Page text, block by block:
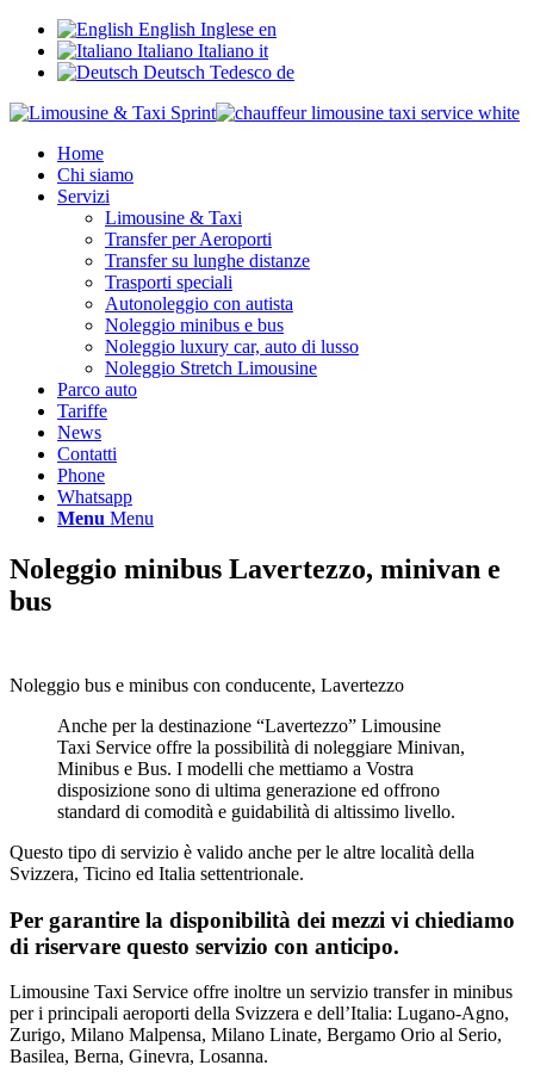
English Inglese en
Italiano Italiano it
Deutsch Tedesco de
Home
Chi siamo
Servizi
Limousine & Taxi
Transfer per Aeroporti
Transfer su lunghe distanze
Trasporti speciali
Autonoleggio con autista
Noleggio minibus e bus
Noleggio luxury car, auto di lusso
Noleggio Stretch Limousine
Parco auto
Tariffe
News
Contatti
Phone
Whatsapp
Menu Menu
Noleggio minibus Lavertezzo, minivan e
bus
Noleggio bus e minibus con conducente, Lavertezzo
Anche per la destinazione “Lavertezzo” Limousine
Taxi Service offre la possibilità di noleggiare Minivan,
Minibus e Bus. I modelli che mettiamo a Vostra
disposizione sono di ultima generazione ed offrono
standard di comodità e guidabilità di altissimo livello.
Questo tipo di servizio è valido anche per le altre località della
Svizzera, Ticino ed Italia settentrionale.
Per garantire la disponibilità dei mezzi vi chiediamo
di riservare questo servizio con anticipo.
Limousine Taxi Service offre inoltre un servizio transfer in minibus
per i principali aeroporti della Svizzera e dell’Italia: Lugano-Agno,
Zurigo, Milano Malpensa, Milano Linate, Bergamo Orio al Serio,
Basilea, Berna, Ginevra, Losanna.